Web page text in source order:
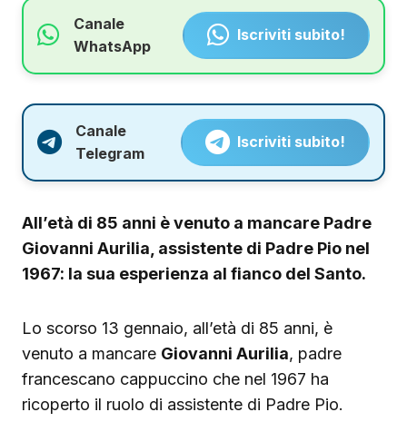
Canale
WhatsApp
Iscriviti subito!
Canale
Telegram
Iscriviti subito!
All’età di 85 anni è venuto a mancare Padre
Giovanni Aurilia, assistente di Padre Pio nel
1967: la sua esperienza al fianco del Santo.
Lo scorso 13 gennaio, all’età di 85 anni, è
venuto a mancare Giovanni Aurilia, padre
francescano cappuccino che nel 1967 ha
ricoperto il ruolo di assistente di Padre Pio.